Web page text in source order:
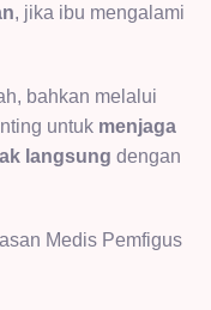
, jika ibu mengalami
bahkan melalui
untuk menjaga
langsung dengan
Medis Pemfigus